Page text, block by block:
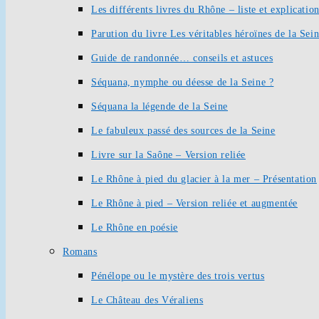
Les différents livres du Rhône – liste et
Parution du livre Les véritables héroïnes de la
Guide de randonnée… conseils et astuces
Séquana, nymphe ou déesse de la Seine ?
Séquana la légende de la Seine
Le fabuleux passé des sources de la Seine
Livre sur la Saône – Version reliée
Le Rhône à pied du glacier à la mer – Présentation
Le Rhône à pied – Version reliée et augmentée
Le Rhône en poésie
Romans
Pénélope ou le mystère des trois vertus
Le Château des Véraliens